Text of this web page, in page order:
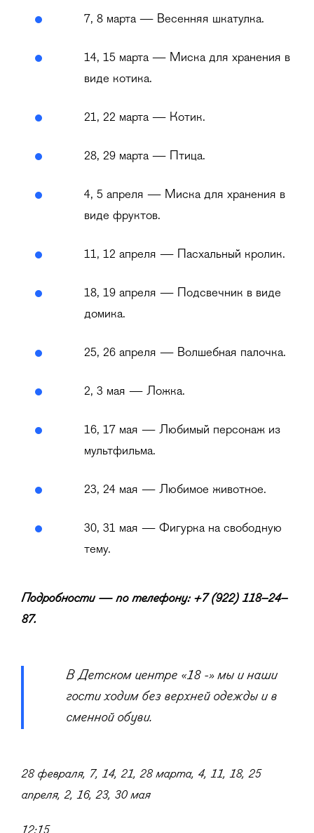
7, 8 марта — Весенняя шкатулка.
14, 15 марта — Миска для хранения в
виде котика.
21, 22 марта — Котик.
28, 29 марта — Птица.
4, 5 апреля — Миска для хранения в
виде фруктов.
11, 12 апреля — Пасхальный кролик.
18, 19 апреля — Подсвечник в виде
домика.
25, 26 апреля — Волшебная палочка.
2, 3 мая — Ложка.
16, 17 мая — Любимый персонаж из
мультфильма.
23, 24 мая — Любимое животное.
30, 31 мая — Фигурка на свободную
тему.
Подробности — по телефону: +7 (922) 118–24–
87.
В Детском центре «18 -» мы и наши
гости ходим без верхней одежды и в
сменной обуви.
28 февраля, 7, 14, 21, 28 марта, 4, 11, 18, 25
апреля, 2, 16, 23, 30 мая